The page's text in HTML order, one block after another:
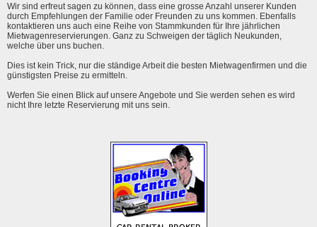
Wir sind erfreut sagen zu können, dass eine grosse Anzahl unserer Kunden
durch Empfehlungen der Familie oder Freunden zu uns kommen. Ebenfalls
kontaktieren uns auch eine Reihe von Stammkunden für Ihre jährlichen
Mietwagenreservierungen. Ganz zu Schweigen der täglich Neukunden,
welche über uns buchen.
Dies ist kein Trick, nur die ständige Arbeit die besten Mietwagenfirmen und die
günstigsten Preise zu ermitteln.
Werfen Sie einen Blick auf unsere Angebote und Sie werden sehen es wird
nicht Ihre letzte Reservierung mit uns sein.